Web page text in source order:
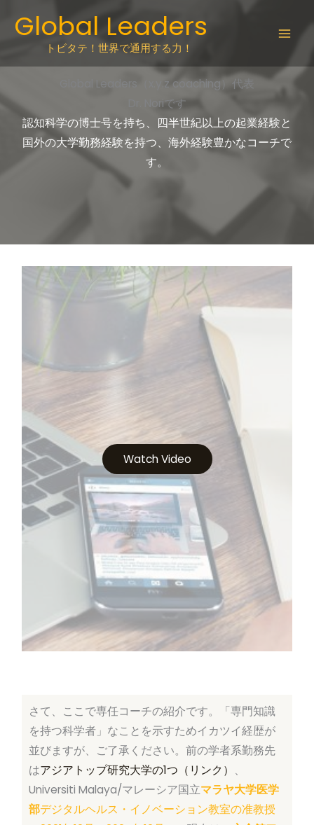
Global Leaders
トビタテ！世界で通用する力！
Global Leaders（x.y.z coaching）代表
Dr. Noriです
認知科学の博士号を持ち、四半世紀以上の起業経験と
国外の大学勤務経験を持つ、海外経験豊かなコーチで
す。
Watch Video
さて、ここで専任コーチの紹介です。「専門知識
を持つ科学者」なことを示すためイカツイ経歴が
並びますが、ご了承ください。前の学者系勤務先
はアジアトップ研究大学の1つ（リンク） 、
Universiti Malaya/マレーシア国立マラヤ大学医学
部デジタルヘルス・イノベーション教室の准教授